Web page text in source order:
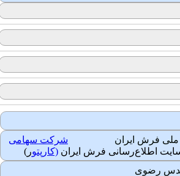
فرش ایران
شرکت سهامی
فرش ایران(کارپتور)
رضوی